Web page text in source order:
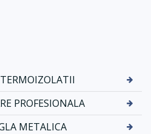
PROFESIONALA
METALICA